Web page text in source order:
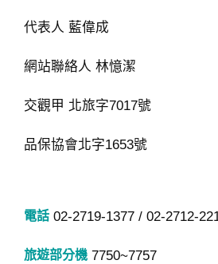
代表人 藍偉成
網站聯絡人 林憶潔
交觀甲 北旅字7017號
品保協會北字1653號
02-2719-1377 / 02-2712-
7750~7757